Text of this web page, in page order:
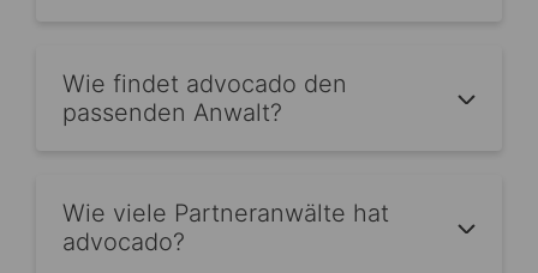
Wie findet advocado den
passenden Anwalt?
Wie viele Partneranwälte hat
advocado?